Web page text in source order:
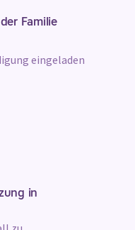
Familie
eingeladen
in